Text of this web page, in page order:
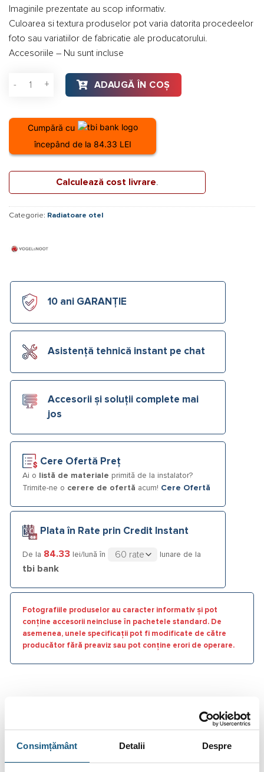
Consimțământ Detalii Despre
Imaginile prezentate au scop informativ.
Culoarea si textura produselor pot varia datorita procedeelor
foto sau variatiilor de fabricatie ale producatorului.
Accesoriile – Nu sunt incluse
Cantitate Radiator otel Vogel&Noot 33x600x2000mm
ADAUGĂ ÎN COȘ
Cumpără cu
începând de la 84.33 LEI
Calculează cost livrare
Categorie: Radiatoare otel
10 ani GARANȚIE
Asistență tehnică instant pe chat
Accesorii și soluții complete mai
jos
Cere Ofertă Preț
Ai o listă de materiale primită de la instalator?
Trimite-ne o cerere de ofertă acum! Cere Ofertă
Plata în Rate prin Credit Instant
De la 84.33 lei/lună în lunare de la
tbi bank
Fotografiile produselor au caracter informativ și pot
conține accesorii neincluse în pachetele standard. De
asemenea, unele specificații pot fi modificate de către
producător fără preaviz sau pot conține erori de operare.
INFORMAȚII SUPLIMENTARE